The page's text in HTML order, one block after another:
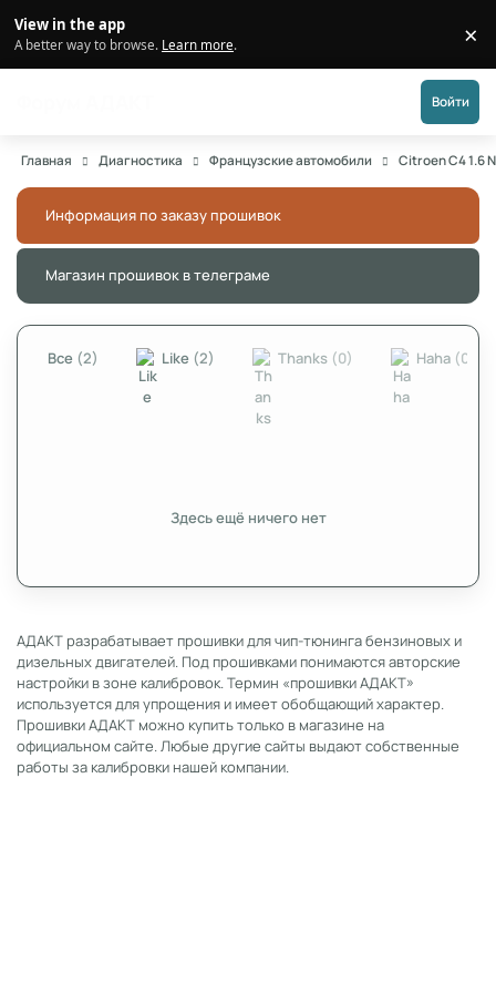
View in the app
A better way to browse. Learn more. ×
Войти
Главная Диагностика Французские автомобили Citroen C4 1.6
Информация по заказу прошивок
Магазин прошивок в телеграме
Все (2) Like (2) Thanks (0) Haha (0)
Здесь ещё ничего нет
АДАКТ разрабатывает прошивки для чип-тюнинга бензиновых и
дизельных двигателей. Под прошивками понимаются авторские
настройки в зоне калибровок. Термин «прошивки АДАКТ»
используется для упрощения и имеет обобщающий характер.
Прошивки АДАКТ можно купить только в магазине на
официальном сайте. Любые другие сайты выдают собственные
работы за калибровки нашей компании.